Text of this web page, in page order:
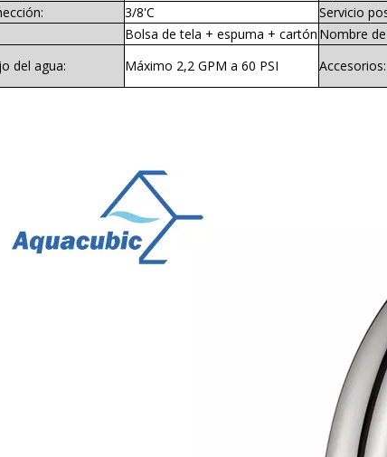
3/8'C
Servicio
Bolsa de tela + espuma + cartón Nombre
del agua:
Máximo 2,2 GPM a 60 PSI Accesorios: